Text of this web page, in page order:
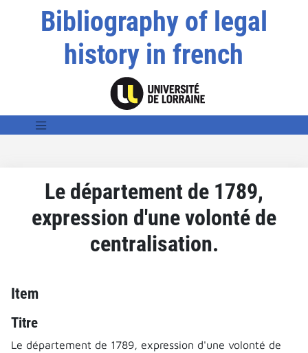
Bibliography of legal
history in french
Le département de 1789,
expression d'une volonté de
centralisation.
Item
Titre
Le département de 1789, expression d'une volonté de